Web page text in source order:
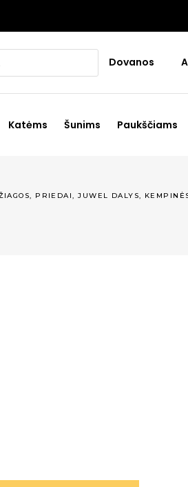
Dovanos
Katėms Šunims Paukščiams
PRIEDAI,JUWEL DALYS,